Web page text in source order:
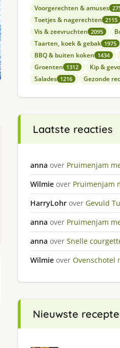
Voorgerechten & amuses
Toetjes & nagerechten 2115
Vis & zeevruchten 2095
Taarten, koek & gebak 1975
BBQ & buiten koken 1434
Groenten 1312 Kip &
Salades 1216 Gezonde
Laatste reacties
anna over Pruimenjam
Wilmie over Pruimenjam
HarryLohr over Gevuld
anna over Pruimenjam
anna over Snelle
Wilmie over Ovenschotel
Nieuwste